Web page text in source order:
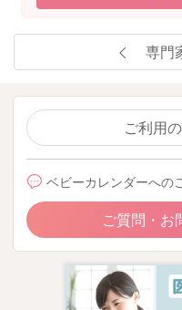
専門
ご利用
ベビーカレンダーへの
ご質問・お